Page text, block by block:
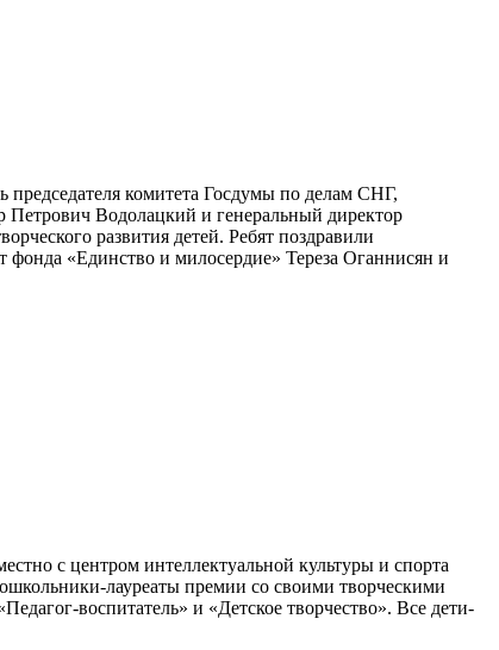
комитета Госдумы по делам СНГ,
Водолацкий и генеральный директор
развития детей. Ребят поздравили
«Единство и милосердие» Тереза Оганнисян и
с центром интеллектуальной культуры и спорта
лауреаты премии со своими творческими
воспитатель» и «Детское творчество». Все дети-